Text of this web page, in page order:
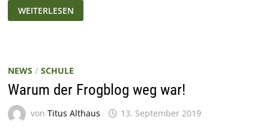
NEUSTART!
ABER
WIE
WEITERLESEN
NEWS / SCHULE
Warum der Frogblog weg war!
von Titus Althaus 13. September 2019